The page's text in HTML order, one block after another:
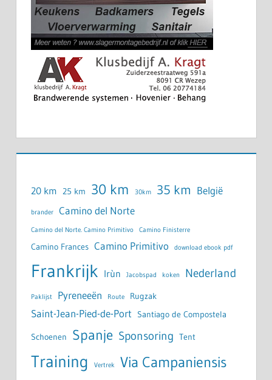
20 km 25 km 30 km 30km 35 km België
brander Camino del Norte
Camino del Norte. Camino Primitivo Camino Finisterre
Camino Frances Camino Primitivo download ebook pdf
Frankrijk Irùn Jacobspad koken Nederland
Paklijst Pyreneeën Route Rugzak
Saint-Jean-Pied-de-Port Santiago de Compostela
Schoenen Spanje Sponsoring Tent
Training Vertrek Via Campaniensis